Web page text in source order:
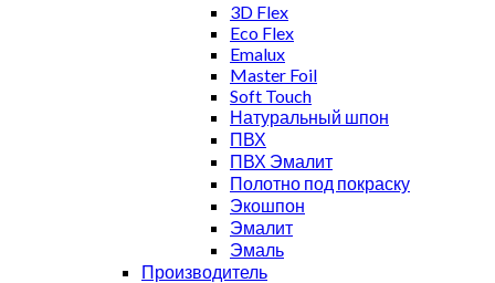
3D Flex
Eco Flex
Emalux
Master Foil
Soft Touch
Натуральный шпон
ПВХ
ПВХ Эмалит
Полотно под покраску
Экошпон
Эмалит
Эмаль
Производитель